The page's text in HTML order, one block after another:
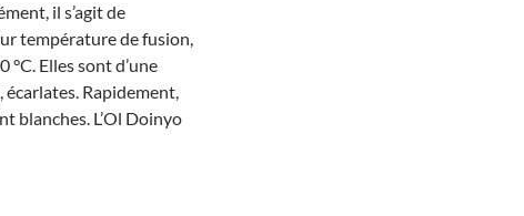
il s’agit de
température de fusion,
Elles sont d’une
écarlates. Rapidement,
blanches. L’Ol Doinyo